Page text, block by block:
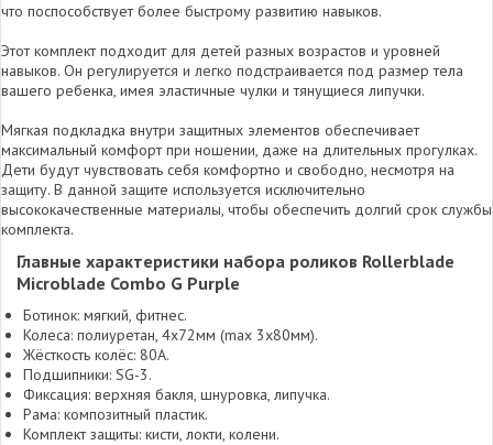
что поспособствует более быстрому развитию навыков.
Этот комплект подходит для детей разных возрастов и уровней
навыков. Он регулируется и легко подстраивается под размер тела
вашего ребенка, имея эластичные чулки и тянущиеся липучки.
Мягкая подкладка внутри защитных элементов обеспечивает
максимальный комфорт при ношении, даже на длительных прогулках.
Дети будут чувствовать себя комфортно и свободно, несмотря на
защиту. В данной защите используется исключительно
высококачественные материалы, чтобы обеспечить долгий срок службы
комплекта.
Главные характеристики набора роликов Rollerblade
Microblade Combo G Purple
Ботинок: мягкий, фитнес.
Колеса: полиуретан, 4х72мм (max 3x80мм).
Жёсткость колёс: 80А.
Подшипники: SG-3.
Фиксация: верхняя бакля, шнуровка, липучка.
Рама: композитный пластик.
Комплект защиты: кисти, локти, колени.